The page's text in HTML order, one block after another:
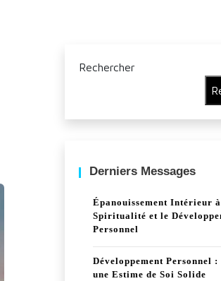
Rechercher
Derniers Messages
Épanouissement Intérieur
Spiritualité et le
Personnel
Développement Personnel
une Estime de Soi Solide